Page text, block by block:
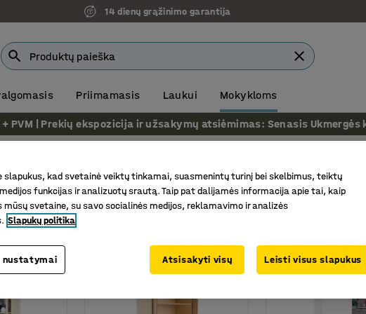
14 dienų grąžinimo garantija
Priimamasis Laukui Mokykloms
PVM | Prekių ekspozicija ir užsakymų atsiėmimas: Senasis Ukmergės
Plotis Gylis
slapukus, kad svetainė veiktų tinkamai, suasmenintų turinį bei skelbimus, teiktų
funkcijas ir analizuotų srautą. Taip pat dalijamės informacija apie tai, kaip
mūsų svetaine, su savo socialinės medijos, reklamavimo ir analizės
Slapukų politika
nustatymai Atsisakyti visų Leisti visus slapukus